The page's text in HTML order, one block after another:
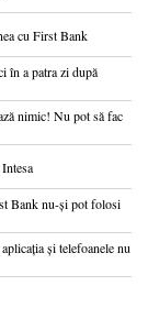
cu First Bank
în a patra zi după
nimic! Nu pot să fac
Bank nu-și pot folosi
și telefoanele nu